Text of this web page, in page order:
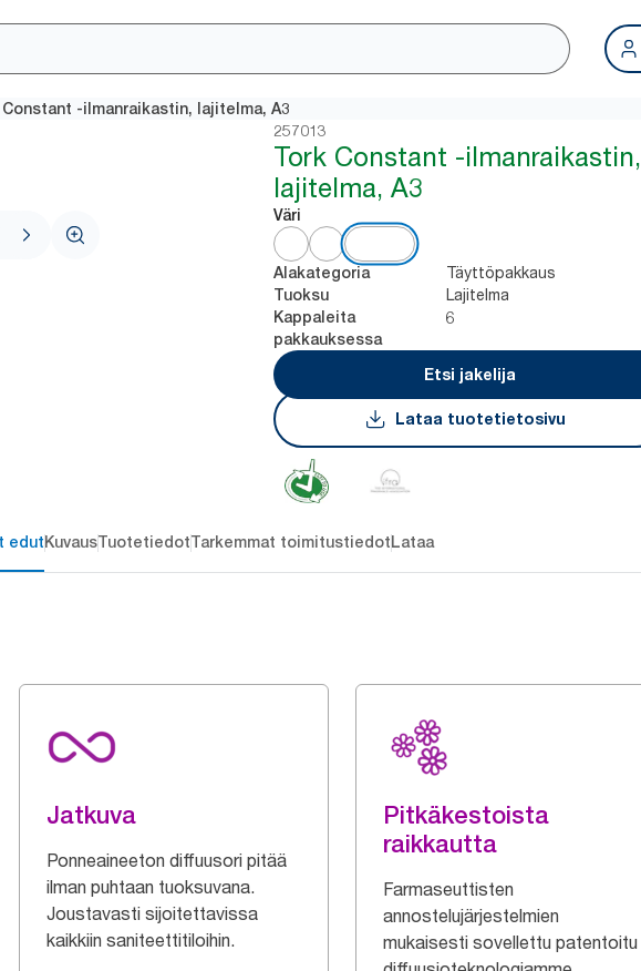
Constant -ilmanraikastin, lajitelma, A3
257013
Tork Constant -ilmanraikastin,
lajitelma, A3
Väri
Alakategoria Täyttöpakkaus
Tuoksu Lajitelma
Kappaleita
pakkauksessa
6
Etsi jakelija
Lataa tuotetietosivu
edutKuvausTuotetiedotTarkemmat toimitustiedotLataa
Jatkuva
Ponneaineeton diffuusori pitää
ilman puhtaan tuoksuvana.
Joustavasti sijoitettavissa
kaikkiin saniteettitiloihin.
Pitkäkestoista
raikkautta
Farmaseuttisten
annostelujärjestelmien
mukaisesti sovellettu patentoitu